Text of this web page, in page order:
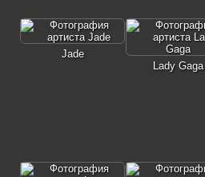
Jade
Lady Gaga